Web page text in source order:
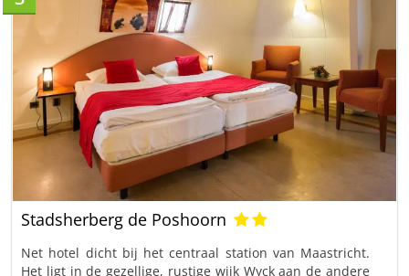
Stadsherberg de Poshoorn
Net hotel dicht bij het centraal station van Maastricht.
Het ligt in de gezellige, rustige wijk Wyck aan de andere